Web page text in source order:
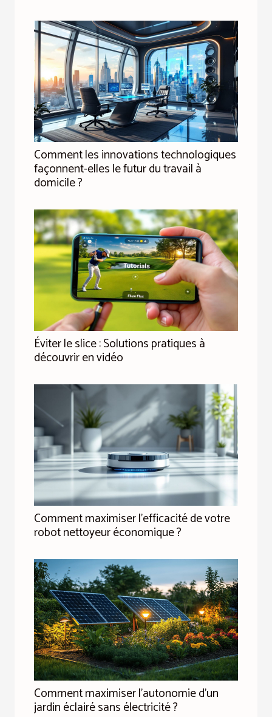
Comment les innovations technologiques
façonnent-elles le futur du travail à
domicile ?
Éviter le slice : Solutions pratiques à
découvrir en vidéo
Comment maximiser l'efficacité de votre
robot nettoyeur économique ?
Comment maximiser l'autonomie d'un
jardin éclairé sans électricité ?